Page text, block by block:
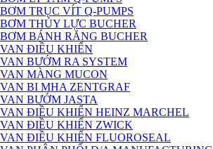
BƠM TRỤC VÍT Q-PUMPS
BƠM THỦY LỰC BUCHER
BƠM BÁNH RĂNG BUCHER
VAN ĐIỀU KHIỂN
VAN BƯỚM RA SYSTEM
VAN MÀNG MUCON
VAN BI MHA ZENTGRAF
VAN BƯỚM JASTA
VAN ĐIỀU KHIỂN HEINZ MARCHEL
VAN ĐIỀU KHIỂN ZWICK
VAN ĐIỀU KHIỂN FLUOROSEAL